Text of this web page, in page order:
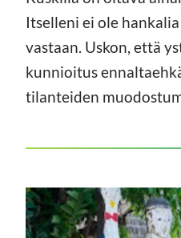
Itselleni ei ole
vastaan. Uskon, että
kunnioitus
tilanteiden